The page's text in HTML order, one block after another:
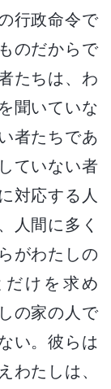
行政命令で
のだからで
たちは、わ
聞いていな
者たちであ
ていない者
対応する人
人間に多く
がわたしの
けを求め
の家の人で
い。彼らは
わたしは、